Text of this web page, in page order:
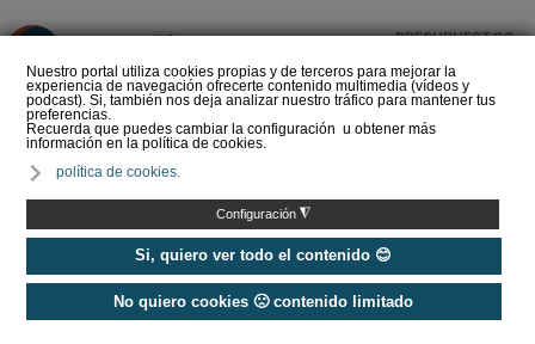
Nuestro portal utiliza cookies propias y de terceros para mejorar la
experiencia de navegación ofrecerte contenido multimedia (vídeos y
podcast). Si, también nos deja analizar nuestro tráfico para mantener tus
preferencias.
Recuerda que puedes cambiar la configuración u obtener más
información en la política de cookies.
política de cookies.
Configuración ◮
Si, quiero ver todo el contenido 😊
No quiero cookies 🙁 contenido limitado
PRESUPUESTOS
del Amperio (Episodio 3)
Noticias / Actualidad
/